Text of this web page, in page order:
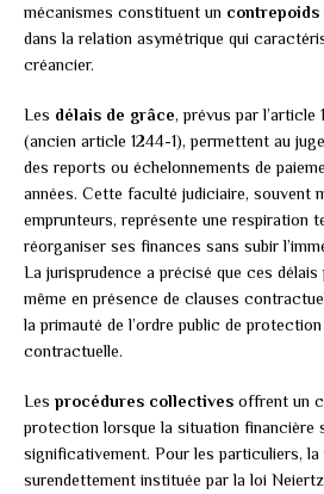
mécanismes constituent un
dans la relation asymétrique qui
créancier.
Les délais de grâce, prévus par
(ancien article 1244-1), permettent au
des reports ou échelonnements de
années. Cette faculté judiciaire, souvent
emprunteurs, représente une respiration
réorganiser ses finances sans subir
La jurisprudence a précisé que ces
même en présence de clauses
la primauté de l’ordre public de
contractuelle.
Les procédures collectives offrent un
protection lorsque la situation financière
significativement. Pour les particuliers, la
surendettement instituée par la loi